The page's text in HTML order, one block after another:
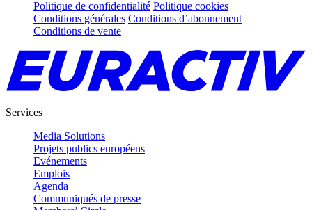
Politique de confidentialité Politique cookies
Conditions générales Conditions d’abonnement
Conditions de vente
Services
Media Solutions
Projets publics européens
Evénements
Emplois
Agenda
Communiqués de presse